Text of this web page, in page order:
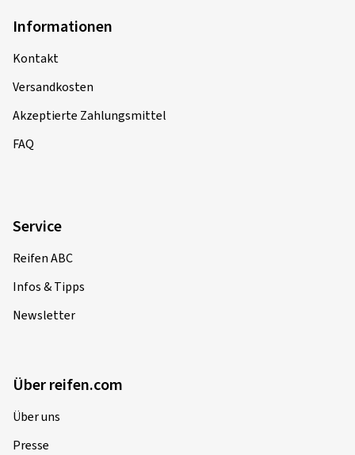
Informationen
Kontakt
Versandkosten
Akzeptierte Zahlungsmittel
FAQ
Service
Reifen ABC
Infos & Tipps
Newsletter
Über reifen.com
Über uns
Presse